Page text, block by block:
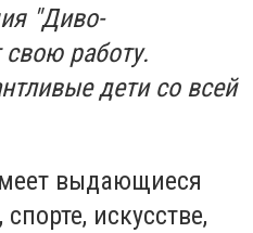
"Диво-
работу.
дети со всей
выдающиеся
искусстве,